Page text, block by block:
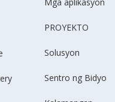
PROYEKTO
Solusyon
Sentro ng Bidyo